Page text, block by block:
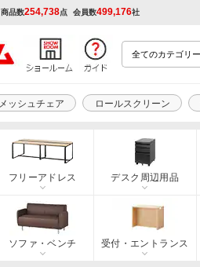
商品数254,738点 会員数499,176社
メッシュチェア ロールスクリーン
フリーアドレス デスク周辺用品
ソファ・ベンチ 受付・エントランス